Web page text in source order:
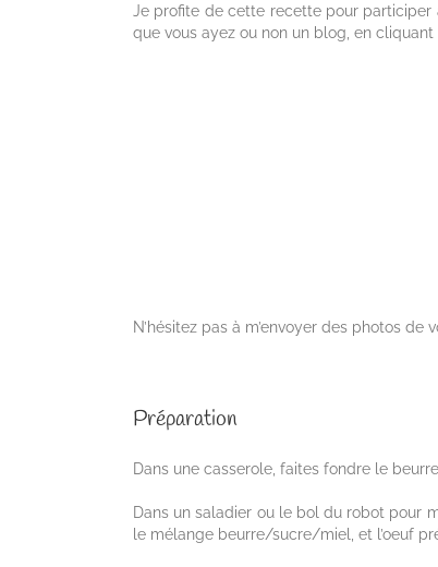
Je profite de cette recette pour participer
que vous ayez ou non un blog, en cliquant
N’hésitez pas à m’envoyer des photos de
Préparation
Dans une casserole, faites fondre le
Dans un saladier ou le bol du robot pour
le mélange beurre/sucre/miel, et l’oeuf